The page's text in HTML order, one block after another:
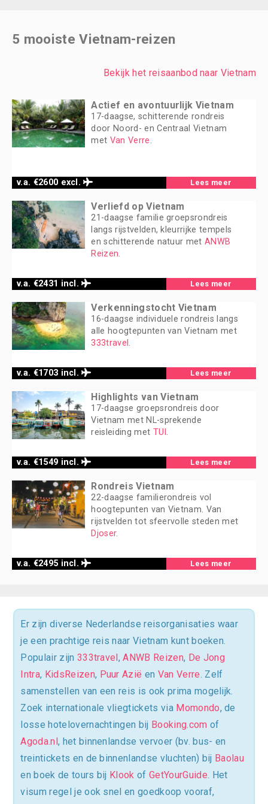
5 mooiste Vietnam-reizen
Bekijk het reisaanbod naar Vietnam
v.a. €2600 excl.
Actief en avontuurlijk Vietnam
17-daagse, schitterende rondreis
door Noord- en Centraal Vietnam
met Van Verre.
Lees meer
v.a. €2431 incl.
Verliefd op Vietnam
21-daagse familie groepsrondreis
langs rijstvelden, kleurrijke tempels
en schitterende natuur metANWB
Reizen.
Lees meer
v.a. €1703 incl.
Verkenningstocht Vietnam
16-daagse individuele rondreis langs
alle hoogtepunten van Vietnam met
333travel.
Lees meer
v.a. €1549 incl.
Highlights van Vietnam
17-daagse groepsrondreis door
Vietnam met NL-sprekende
reisleiding met TUI.
Lees meer
v.a. €2495 incl.
Rondreis Vietnam
22-daagse familierondreis vol
hoogtepunten van Vietnam. Van
rijstvelden tot sfeervolle steden met
Djoser.
Lees meer
Er zijn diverse Nederlandse reisorganisaties waar
je een prachtige reis naar Vietnam kunt boeken.
Populair zijn 333travel ,ANWB Reizen, De Jong
Intra, KidsReizen, Puur Azië en Van Verre. Zelf
samenstellen van een reis is ook prima mogelijk.
Zoek internationale vliegtickets via Momondo, de
losse hotelovernachtingen bij Booking.com of
Agoda.nl , het binnenlandse vervoer (bv. bus- en
treintickets en de binnenlandse vluchten) bij Baolau
en boek de tours bij Klook ofGetYourGuide. Het
visum regel je ook snel en goedkoop vooraf,